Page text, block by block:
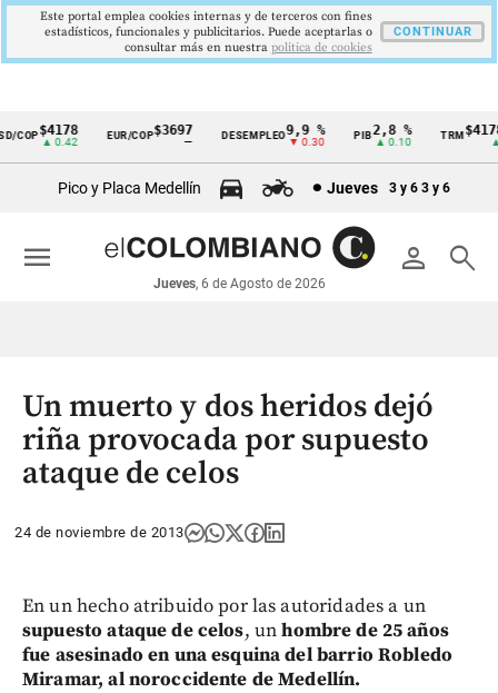
Cintillo
económicos
Colombia
COP$4178
▲ 0.42
EUR/COP$3697 DESEMPLEO 9,9 %
▼ 0.30
PIB2,8 %
▲ 0.10
TRM
▲
Pico y Placa Medellín Jueves 3 y 6 3 y 6
person search
Jueves, 6 de Agosto de 2026
menu
Un muerto y dos heridos dejó
riña provocada por supuesto
ataque de celos
24 de noviembre de 2013
En un hecho atribuido por las autoridades a un
supuesto ataque de celos, unhombre de 25 años
fue asesinado en una esquina del barrio Robledo
Miramar, al noroccidente de Medellín.
Este portal emplea cookies internas y de terceros con fines
estadísticos, funcionales y publicitarios. Puede aceptarlas o
consultar más en nuestra politica de cookies
CONTINUAR